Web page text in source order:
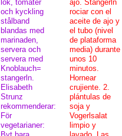
lök, tomater
och kyckling
stålband
blandas med
marinaden,
servera och
servera med
Knoblauch=
stangerln.
Elisabeth
Strunz
rekommenderar:
För
vegetarianer:
ajo. Stangerln
rociar con el
aceite de ajo y
el tubo (nivel
de plataforma
media) durante
unos 10
minutos.
Hornear
crujiente. 2.
plántulas de
soja y
Vogerlsalat
limpio y